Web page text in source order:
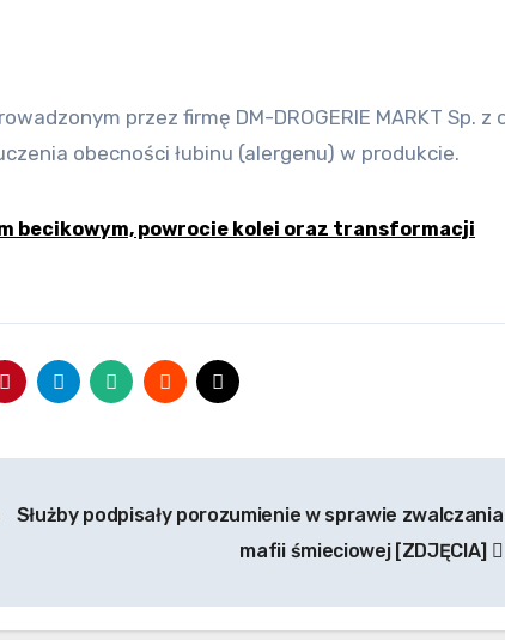
obecności łubinu (alergenu) w produkcie.
becikowym, powrocie kolei oraz transformacji
Służby podpisały porozumienie w sprawie zwalczania
mafii śmieciowej [ZDJĘCIA]